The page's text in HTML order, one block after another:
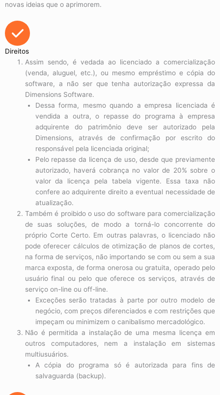
novas ideias que o aprimorem.
Direitos
Assim sendo, é vedada ao licenciado a comercialização
(venda, aluguel, etc.), ou mesmo empréstimo e cópia do
software, a não ser que tenha autorização expressa da
Dimensions Software.
Dessa forma, mesmo quando a empresa licenciada é
vendida a outra, o repasse do programa à empresa
adquirente do patrimônio deve ser autorizado pela
Dimensions, através de confirmação por escrito do
responsável pela licenciada original;
Pelo repasse da licença de uso, desde que previamente
autorizado, haverá cobrança no valor de 20% sobre o
valor da licença pela tabela vigente. Essa taxa não
confere ao adquirente direito a eventual necessidade de
atualização.
Também é proibido o uso do software para comercialização
de suas soluções, de modo a torná-lo concorrente do
próprio Corte Certo. Em outras palavras, o licenciado não
pode oferecer cálculos de otimização de planos de cortes,
na forma de serviços, não importando se com ou sem a sua
marca exposta, de forma onerosa ou gratuita, operado pelo
usuário final ou pelo que oferece os serviços, através de
serviço on-line ou off-line.
Exceções serão tratadas à parte por outro modelo de
negócio, com preços diferenciados e com restrições que
impeçam ou minimizem o canibalismo mercadológico.
Não é permitida a instalação de uma mesma licença em
outros computadores, nem a instalação em sistemas
multiusuários.
A cópia do programa só é autorizada para fins de
salvaguarda (backup).